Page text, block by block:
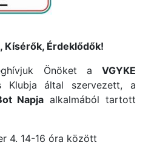
Kísérők, Érdeklődők!
Önöket a VGYKE
Klubja által szervezett, a
Napja alkalmából tartott
4. 14-16 óra között